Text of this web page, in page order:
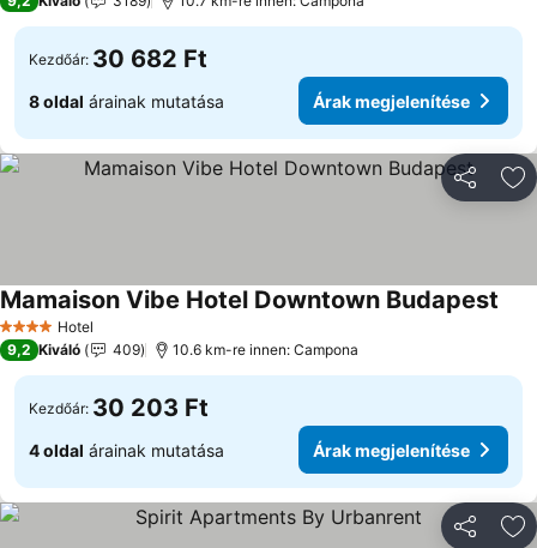
Kezdőár: 30 682 Ft
8 oldal árainak mutatása Árak megjelenítése
4 KategóriaHotel
Mamaison Vibe Hotel Downtown Budapest
9,2 Kiváló 409 10.6 km-re innen: Campona
Kezdőár: 30 203 Ft
4 oldal árainak mutatása Árak megjelenítése